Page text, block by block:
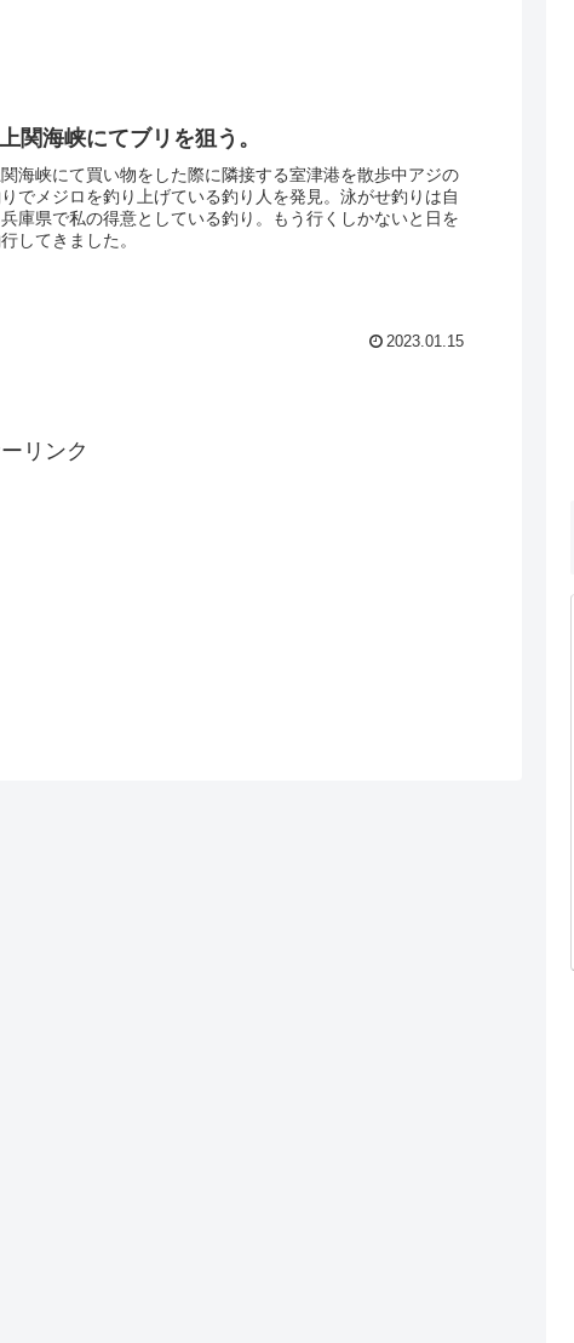
関海峡にてブリを狙う。
海峡にて買い物をした際に隣接する室津港を散歩中アジの
でメジロを釣り上げている釣り人を発見。泳がせ釣りは自
庫県で私の得意としている釣り。もう行くしかないと日を
してきました。
2023.01.15
リンク